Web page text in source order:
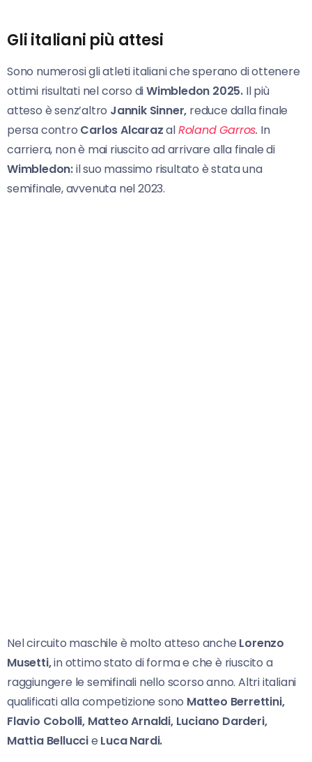
Gli italiani più attesi
Sono numerosi gli atleti italiani che sperano di ottenere
ottimi risultati nel corso diWimbledon 2025. Il più
atteso è senz’altro Jannik Sinner, reduce dalla finale
persa contro Carlos AlcarazalRoland Garros. In
carriera, non è mai riuscito ad arrivare alla finale di
Wimbledon:il suo massimo risultato è stata una
semifinale, avvenuta nel 2023.
Nel circuito maschile è molto atteso anche Lorenzo
Musetti,in ottimo stato di forma e che è riuscito a
raggiungere le semifinali nello scorso anno. Altri italiani
qualificati alla competizione sono Matteo Berrettini,
Flavio Cobolli, Matteo Arnaldi, Luciano Darderi,
Mattia Belluccie Luca Nardi.